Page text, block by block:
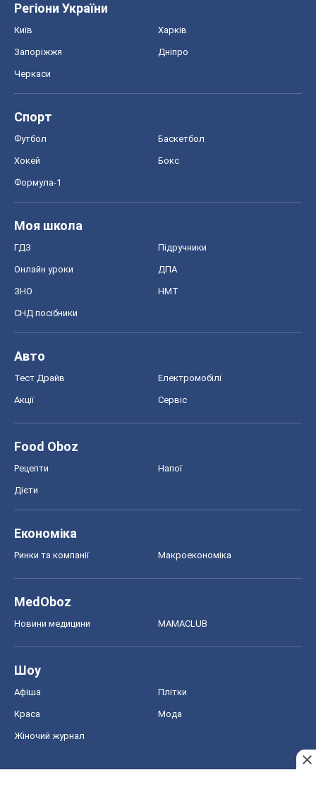
Регіони України
Київ Харків
Запоріжжя Дніпро
Черкаси
Спорт
Футбол Баскетбол
Хокей Бокс
Формула-1
Моя школа
ГДЗ Підручники
Онлайн уроки ДПА
ЗНО НМТ
СНД посібники
Авто
Тест Драйв Електромобілі
Акції Сервіс
Food Oboz
Рецепти Напої
Дієти
Економіка
Ринки та компанії Макроекономіка
MedOboz
Новини медицини MAMACLUB
Шоу
Афіша Плітки
Краса Мода
Жіночий журнал